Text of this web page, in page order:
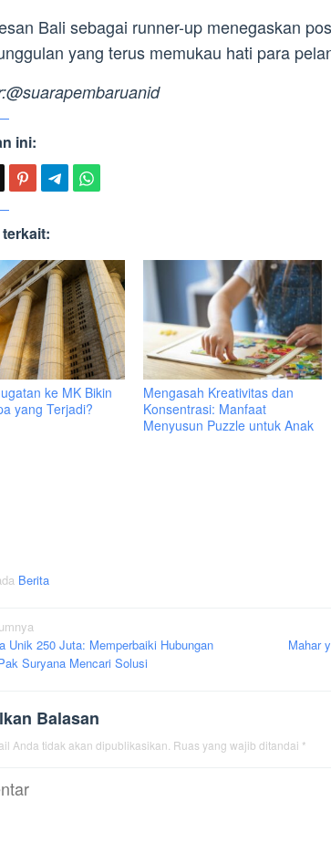
Bali sebagai runner-up menegaskan
yang terus memukau hati para
ini:
ke MK Bikin
yang Terjadi?
Mengasah Kreativitas dan
Konsentrasi: Manfaat
Menyusun Puzzle untuk Anak
Berita
Unik 250 Juta: Memperbaiki Hubungan
Suryana Mencari Solusi
Mahar
Balasan
Anda tidak akan dipublikasikan. Ruas yang wajib ditandai *